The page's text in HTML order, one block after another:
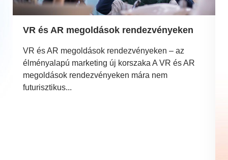
VR és AR megoldások rendezvényeken
VR és AR megoldások rendezvényeken – az
élményalapú marketing új korszaka A VR és AR
megoldások rendezvényeken mára nem
futurisztikus...